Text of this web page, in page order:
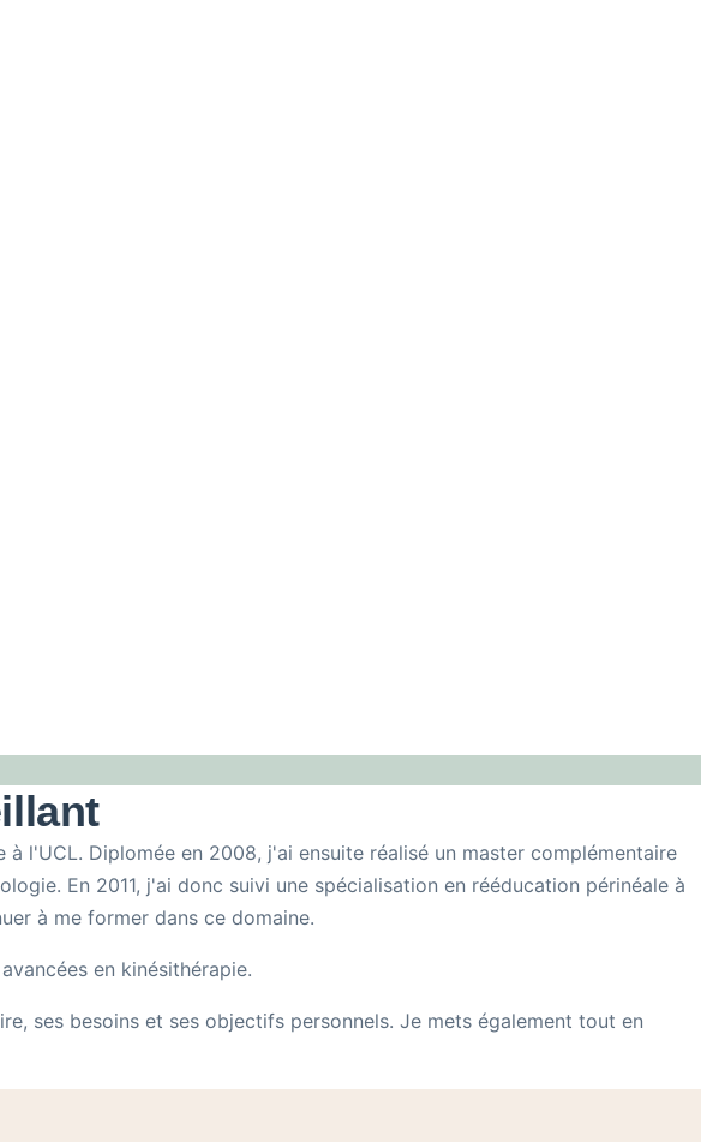
l'UCL. Diplomée en 2008, j'ai ensuite réalisé un master complémentaire
En 2011, j'ai donc suivi une spécialisation en rééducation périnéale à
à me former dans ce domaine.
en kinésithérapie.
ses besoins et ses objectifs personnels. Je mets également tout en